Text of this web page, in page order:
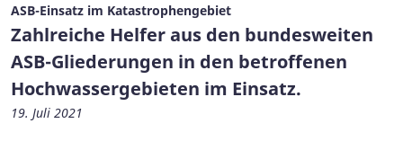
ASB-Einsatz im Katastrophengebiet
Zahlreiche Helfer aus den bundesweiten
ASB-Gliederungen in den betroffenen
Hochwassergebieten im Einsatz.
19. Juli 2021